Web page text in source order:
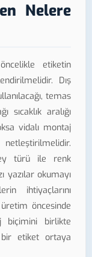
Nelere
etiketin
Dış
temas
aralığı
vidalı montaj
türü ile renk
yazılar okumayı
ihtiyaçlarını
öncesinde
biçimini birlikte
etiket ortaya